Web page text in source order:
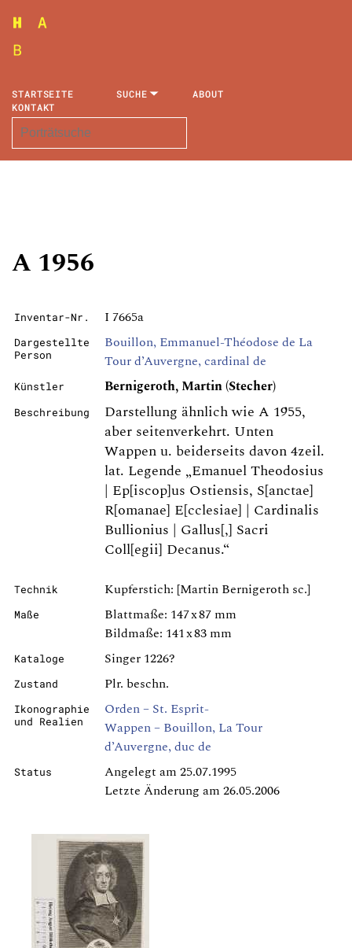
STARTSEITE SUCHE
ABOUT
KONTAKT
A 1956
Inventar-Nr. I 7665a
Dargestellte
Person
Bouillon, Emmanuel-Théodose de La
Tour d’Auvergne, cardinal de
Künstler Bernigeroth, Martin (Stecher)
Beschreibung
Darstellung ähnlich wie A 1955,
aber seitenverkehrt. Unten
Wappen u. beiderseits davon 4zeil.
lat. Legende „Emanuel Theodosius
| Ep[iscop]us Ostiensis, S[anctae]
R[omanae] E[cclesiae] | Cardinalis
Bullionius | Gallus[,] Sacri
Coll[egii] Decanus.“
Technik Kupferstich: [Martin Bernigeroth sc.]
Maße
Blattmaße: 147 x 87 mm
Bildmaße: 141 x 83 mm
Kataloge Singer 1226?
Zustand Plr. beschn.
Ikonographie
und Realien
Orden – St. Esprit-
Wappen – Bouillon, La Tour
d’Auvergne, duc de
Status
Angelegt am 25.07.1995
Letzte Änderung am 26.05.2006